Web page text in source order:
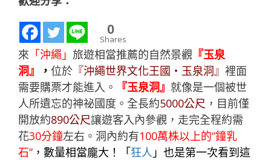
0
Shares
來 「沖繩」 旅遊相當推薦的自然景觀 『玉泉
洞』
， 位於 『沖繩世界文化王國‧玉泉洞』 裡面
需要購票才能進入。
『玉泉洞』 就像是一個被世
人所遺忘的神祕國度。全長約5000公尺 ，目前僅
開放約890公尺讓遊客入內參觀， 走完全程約需
花30分鐘左右。洞內約有100萬株以上的“鐘乳
石” ，數量相當龐大！「狂人 」也是第一次看到這